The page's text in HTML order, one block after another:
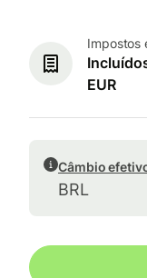
Impostos
EUR
Câmbio
BRL